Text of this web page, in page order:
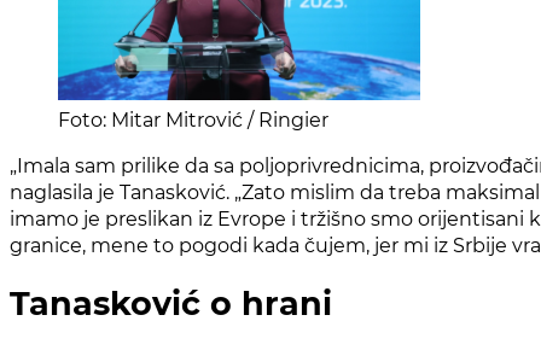
Foto: Mitar Mitrović / Ringier
„Imala sam prilike da sa poljoprivrednicima,
naglasila je Tanasković. „Zato mislim da treba
imamo je preslikan iz Evrope i tržišno smo orijentisani
granice, mene to pogodi kada čujem, jer mi iz Srbije
Tanasković o hrani